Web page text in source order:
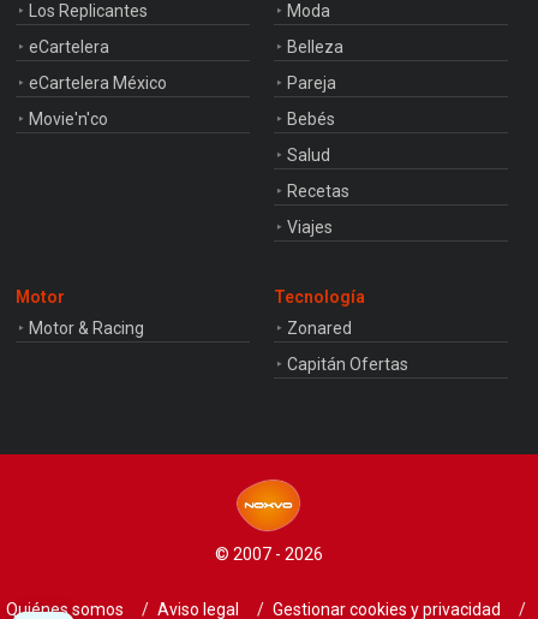
Los Replicantes
eCartelera
eCartelera México
Movie'n'co
Moda
Belleza
Pareja
Bebés
Salud
Recetas
Viajes
Motor
Motor & Racing
Tecnología
Zonared
Capitán Ofertas
© 2007 - 2026
Quiénes somos Aviso legal Gestionar cookies y privacidad